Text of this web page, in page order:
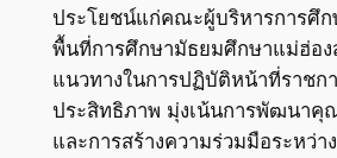
ประโยชน์แก่คณะผู้บริหารการศึก
พื้นที่การศึกษามัธยมศึกษาแม่ฮ่อง
แนวทางในการปฏิบัติหน้าที่ราชก
ประสิทธิภาพ มุ่งเน้นการพัฒนาคุ
และการสร้างความร่วมมือระหว่